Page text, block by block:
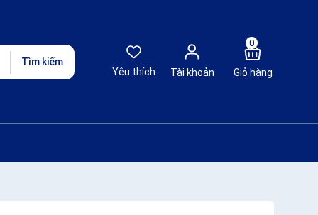
Tìm kiếm
Yêu thích
Tài khoản
0
Giỏ hàng